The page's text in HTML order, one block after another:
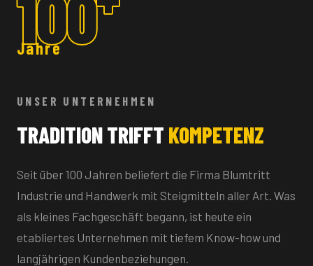
UNSER UNTERNEHMEN
TRADITION TRIFFT KOMPETENZ
Seit über 100 Jahren beliefert die Firma Blumtritt
Industrie und Handwerk mit Steigmitteln aller Art. Was
als kleines Fachgeschäft begann, ist heute ein
etabliertes Unternehmen mit tiefem Know-how und
langjährigen Kundenbeziehungen.